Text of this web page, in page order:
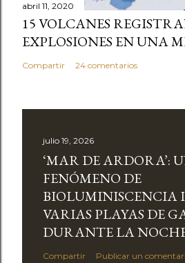
abril 11, 2020
15 VOLCANES
EXPLOSIONES EN UNA
Compartir 24 comentarios
julio 19, 2026
‘MAR DE ARDORA’:
FENÓMENO DE
BIOLUMINISCENCIA
VARIAS PLAYAS DE
DURANTE LA
Compartir Publicar un